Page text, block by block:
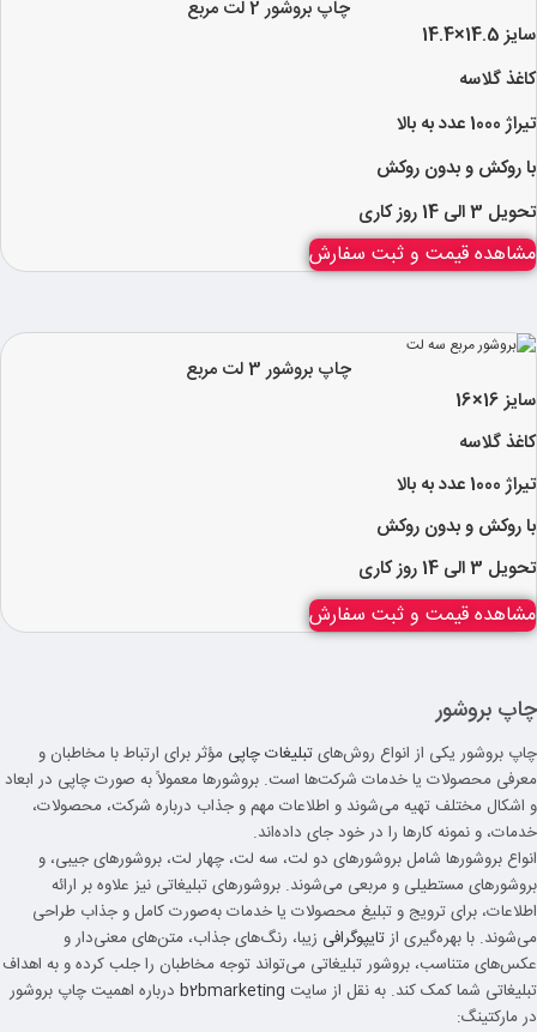
چاپ بروشور 2 لت مربع
سایز 14.5×14.4
کاغذ گلاسه
تیراژ 1000 عدد به بالا
با روکش و بدون روکش
تحویل 3 الی 14 روز کاری
مشاهده قیمت و ثبت سفارش
چاپ بروشور 3 لت مربع
سایز 16×16
کاغذ گلاسه
تیراژ 1000 عدد به بالا
با روکش و بدون روکش​
تحویل 3 الی 14 روز کاری
مشاهده قیمت و ثبت سفارش
چاپ بروشور
چاپ بروشور یکی از انواع روش‌هایتبلیغات چاپی مؤثر برای ارتباط با مخاطبان و
معرفی محصولات یا خدمات شرکت‌ها است. بروشورها معمولاً به صورت چاپی در ابعاد
و اشکال مختلف تهیه می‌شوند و اطلاعات مهم و جذاب درباره شرکت، محصولات،
خدمات، و نمونه کارها را در خود جای داده‌اند.
انواع بروشورها شامل بروشورهای دو لت، سه لت، چهار لت، بروشورهای جیبی، و
بروشورهای مستطیلی و مربعی می‌شوند. بروشورهای تبلیغاتی نیز علاوه بر ارائه
اطلاعات، برای ترویج و تبلیغ محصولات یا خدمات به‌صورت کامل و جذاب طراحی
می‌شوند. با بهره‌گیری ازتایپوگرافی زیبا، رنگ‌های جذاب، متن‌های معنی‌دار و
عکس‌های متناسب، بروشور تبلیغاتی می‌تواند توجه مخاطبان را جلب کرده و به اهداف
تبلیغاتی شما کمک کند. به نقل از سایت b2bmarketing درباره اهمیت چاپ بروشور
در مارکتینگ: